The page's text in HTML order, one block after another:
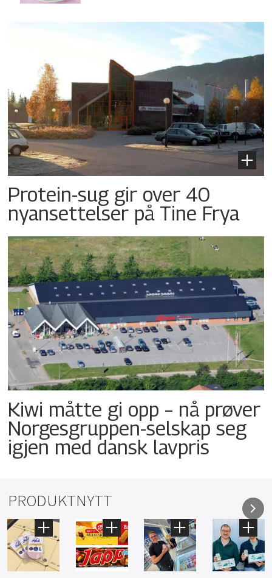
Protein-sug gir over 40
nyansettelser på Tine Frya
Kiwi måtte gi opp – nå prøver
Norgesgruppen-selskap seg
igjen med dansk lavpris
PRODUKTNYTT